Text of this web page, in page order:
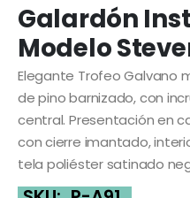
Galardón
Modelo
Elegante Trofeo Galvano
de pino barnizado, con
central. Presentación en
con cierre imantado,
tela poliéster satinado